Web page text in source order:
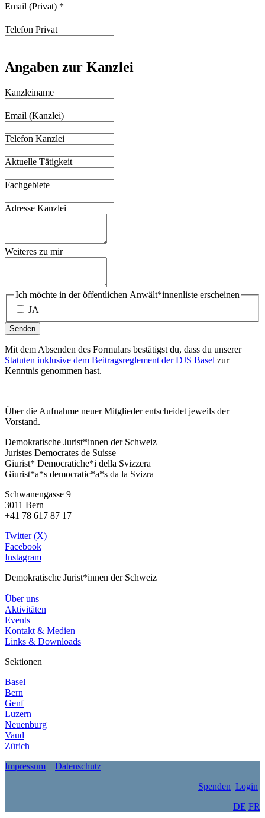
Email (Privat) *
Telefon Privat
Angaben zur Kanzlei
Kanzleiname
Email (Kanzlei)
Telefon Kanzlei
Aktuelle Tätigkeit
Fachgebiete
Adresse Kanzlei
Weiteres zu mir
Ich möchte in der öffentlichen Anwält*innenliste erscheinen
JA
Senden
Mit dem Absenden des Formulars bestätigst du, dass du unserer
Statuten inklusive dem Beitragsreglement der DJS Basel zur
Kenntnis genommen hast.
Über die Aufnahme neuer Mitglieder entscheidet jeweils der
Vorstand.
Demokratische Jurist*innen der Schweiz
Juristes Democrates de Suisse
Giurist* Democratiche*i della Svizzera
Giurist*a*s democratic*a*s da la Svizra
Schwanengasse 9
3011 Bern
+41 78 617 87 17
Twitter (X)
Facebook
Instagram
Demokratische Jurist*innen der Schweiz
Über uns
Aktivitäten
Events
Kontakt & Medien
Links & Downloads
Sektionen
Basel
Bern
Genf
Luzern
Neuenburg
Vaud
Zürich
Impressum
Datenschutz
Spenden Login
DE FR